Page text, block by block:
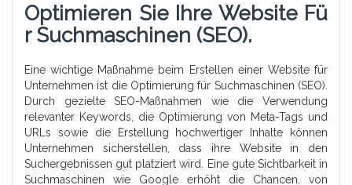
Optimieren Sie Ihre Website Fü
R Suchmaschinen (SEO).
Eine wichtige Maßnahme beim Erstellen einer Website für
Unternehmen ist die Optimierung für Suchmaschinen (SEO).
Durch gezielte SEO-Maßnahmen wie die Verwendung
relevanter Keywords, die Optimierung von Meta-Tags und
URLs sowie die Erstellung hochwertiger Inhalte können
Unternehmen sicherstellen, dass ihre Website in den
Suchergebnissen gut platziert wird. Eine gute Sichtbarkeit in
Suchmaschinen wie Google erhöht die Chancen, von